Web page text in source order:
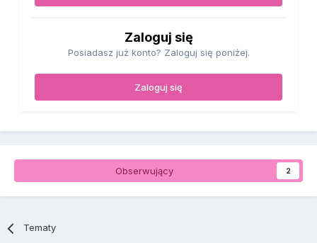
Zaloguj się
Posiadasz już konto? Zaloguj się poniżej.
Zaloguj się
Obserwujący 2
Tematy